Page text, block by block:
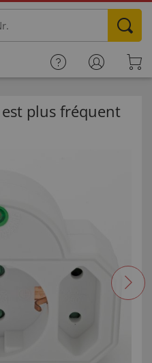
plus fréquent